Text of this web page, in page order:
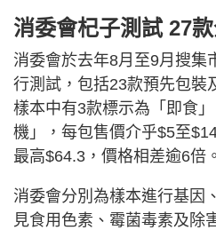
消委會杞子測試 27
消委會於去年8月至9月搜集
行測試，包括23款預先包裝
樣本中有3款標示為「即食
機」，每包售價介乎$5至
最高$64.3，價格相差逾6倍。
消委會分別為樣本進行基因
見食用色素、霉菌毒素及除